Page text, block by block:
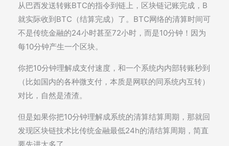
从巴西发送转账BTC的指令到链上，区块链记账完成，B
就实际收到BTC（结算完成）了。BTC网络的清算时间可
不是传统金融的24小时甚至72小时，而是10分钟！因为
每10分钟产生一个区块。
你把10分钟理解成支付速度，和一个系统内内部转账秒到
（比如国内的各种微支付，本质是网联的同系统内互转）
对比，自然是渣渣。
但是如果你把10分钟理解成系统的清算结算周期，那就回
发现区块链技术比传统金融最低24h的清结算周期，简直